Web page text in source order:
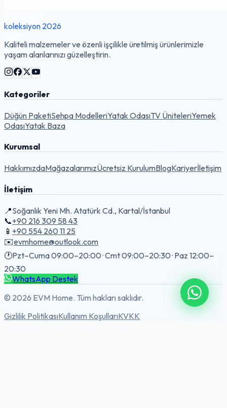
koleksiyon 2026
Kaliteli malzemeler ve özenli işçilikle üretilmiş ürünlerimizle
yaşam alanlarınızı güzelleştirin.
Kategoriler
Düğün PaketiSehpa ModelleriYatak OdasıTV ÜniteleriYemek
OdasıYatak Baza
Kurumsal
HakkımızdaMağazalarımızÜcretsiz KurulumBlogKariyerİletişim
İletişim
📍Soğanlık Yeni Mh. Atatürk Cd., Kartal/İstanbul
📞+90 216 309 58 43
📱 +90 554 260 11 25
✉️evmhome@outlook.com
🕐Pzt–Cuma 09:00–20:00 · Cmt 09:00–20:30 · Paz 12:00–
20:30
WhatsApp Destek
© 2026 EVM Home. Tüm hakları saklıdır.
Gizlilik PolitikasıKullanım KoşullarıKVKK